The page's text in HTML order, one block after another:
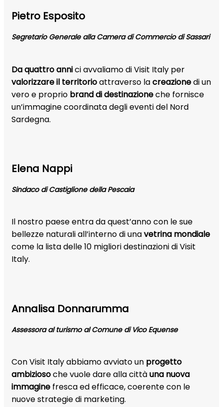
Pietro Esposito
Segretario Generale alla Camera di Commercio di Sassari
Da quattro annici avvaliamo di Visit Italy per
valorizzare il territorioattraverso lacreazionedi un
vero e proprio brand di destinazioneche fornisce
un’immagine coordinata degli eventi del Nord
Sardegna.
Elena Nappi
Sindaco di Castiglione della Pescaia
Il nostro paese entra da quest’anno con le sue
bellezze naturali all’interno di unavetrina mondiale
come la lista delle 10 migliori destinazioni di Visit
Italy.
Annalisa Donnarumma
Assessora al turismo al Comune di Vico Equense
Con Visit Italy abbiamo avviato un progetto
ambiziosoche vuole dare alla cittàuna nuova
immagine fresca ed efficace, coerente con le
nuove strategie di marketing.